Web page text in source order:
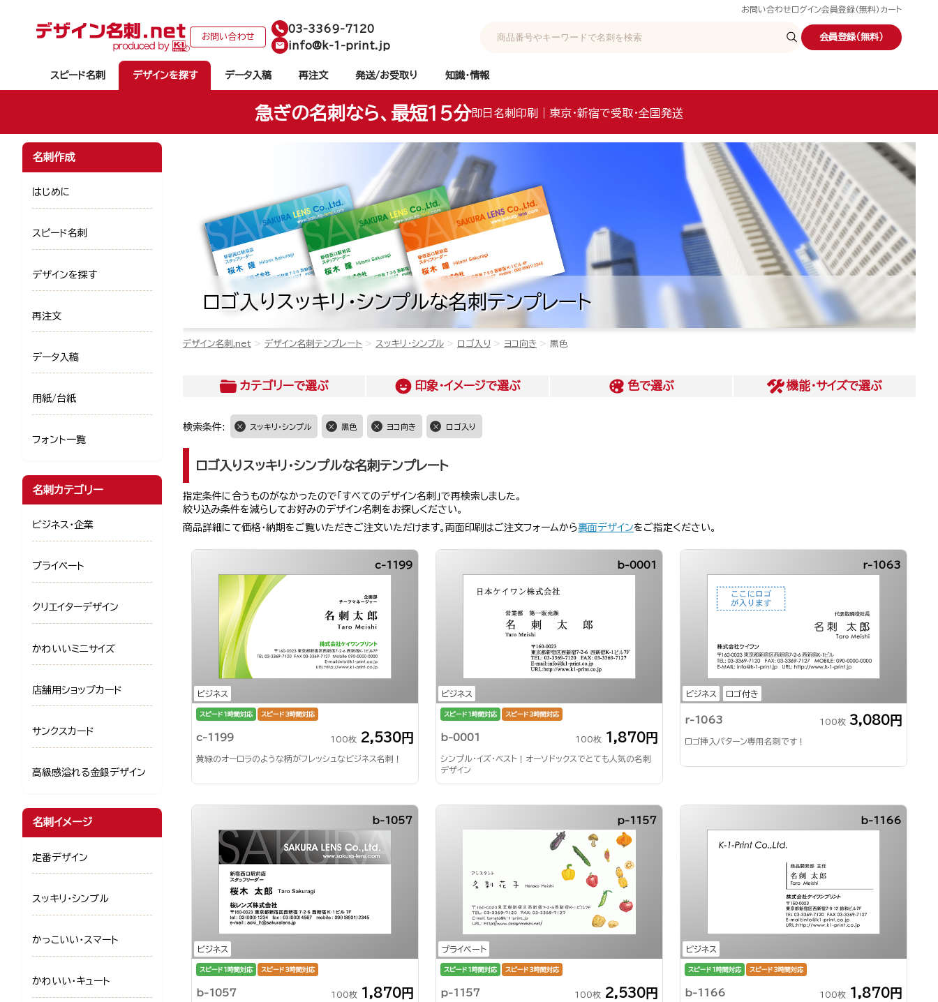
お問い合わせ ログイン会員登録（無料） カート
お問い合わせ
03-3369-7120
info@k-1-print.jp
会員登録（無料）
スピード名刺 デザインを探す データ入稿 再注文 発送/お受取り 知識・情報
急ぎの名刺なら、最短15分即日名刺印刷｜東京・新宿で受取・全国発送
ロゴ入りスッキリ・シンプルな名刺テンプレート
デザイン名刺.net デザイン名刺テンプレート スッキリ・シンプル ロゴ入り ヨコ向き 黒色
カテゴリーで選ぶ 印象・イメージで選ぶ 色で選ぶ 機能・サイズで選ぶ
検索条件: スッキリ・シンプル 黒色 ヨコ向き ロゴ入り
ロゴ入りスッキリ・シンプルな名刺テンプレート
指定条件に合うものがなかったので「すべてのデザイン名刺」で再検索しました。
絞り込み条件を減らしてお好みのデザイン名刺をお探しください。
商品詳細にて価格・納期をご覧いただきご注文いただけます。両面印刷はご注文フォームから裏面デザインをご指定ください。
ビジネス
c-1199
スピード1時間対応 スピード3時間対応
c-1199 100枚 2,530円
黄緑のオーロラのような柄がフレッシュなビジネス名刺！
ビジネス
b-0001
スピード1時間対応 スピード3時間対応
b-0001 100枚 1,870円
シンプル・イズ・ベスト！オーソドックスでとても人気の名刺
デザイン
ビジネス ロゴ付き
r-1063
r-1063 100枚 3,080円
ロゴ挿入パターン専用名刺です！
ビジネス
b-1057
スピード1時間対応 スピード3時間対応
b-1057 100枚 1,870円
プライベート
p-1157
スピード1時間対応 スピード3時間対応
p-1157 100枚 2,530円
ビジネス
b-1166
スピード1時間対応 スピード3時間対応
b-1166 100枚 1,870円
名刺作成
はじめに
スピード名刺
デザインを探す
再注文
データ入稿
用紙/台紙
フォント一覧
名刺カテゴリー
ビジネス・企業
プライベート
クリエイターデザイン
かわいいミニサイズ
店舗用ショップカード
サンクスカード
高級感溢れる金銀デザイン
名刺イメージ
定番デザイン
スッキリ・シンプル
かっこいい・スマート
かわいい・キュート